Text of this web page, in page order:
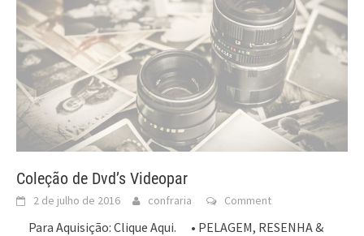
Coleção de Dvd’s Videopar
2 de julho de 2016 confraria Comment
Para Aquisição: Clique Aqui. • PELAGEM, RESENHA &